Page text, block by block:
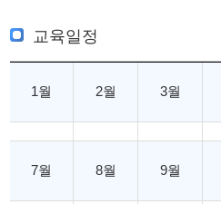
교육일정
1월 2월 3월
7월 8월 9월